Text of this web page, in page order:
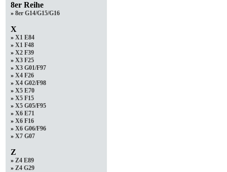
8er Reihe
» 8er G14/G15/G16
X
» X1 E84
» X1 F48
» X2 F39
» X3 F25
» X3 G01/F97
» X4 F26
» X4 G02/F98
» X5 E70
» X5 F15
» X5 G05/F95
» X6 E71
» X6 F16
» X6 G06/F96
» X7 G07
Z
» Z4 E89
» Z4 G29